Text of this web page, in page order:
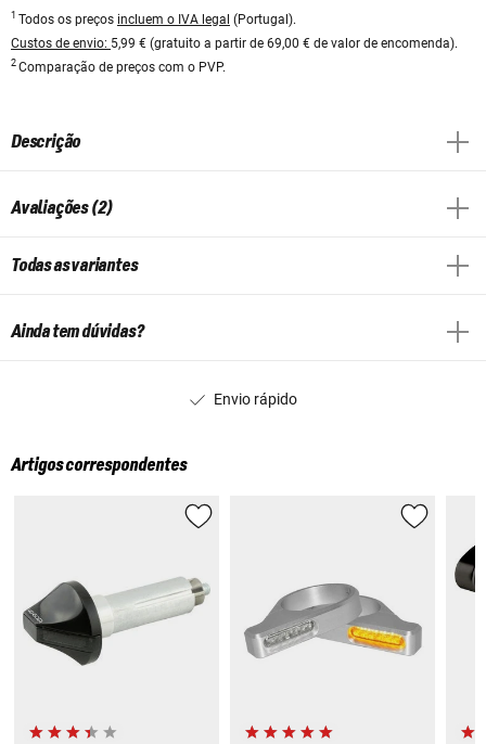
1 Todos os preços incluem o IVA legal (Portugal).
Custos de envio: 5,99 € (gratuito a partir de 69,00 € de valor de encomenda).
2 Comparação de preços com o PVP.
Descrição
Avaliações (2)
Todas as variantes
Ainda tem dúvidas?
Envio rápido
Artigos correspondentes